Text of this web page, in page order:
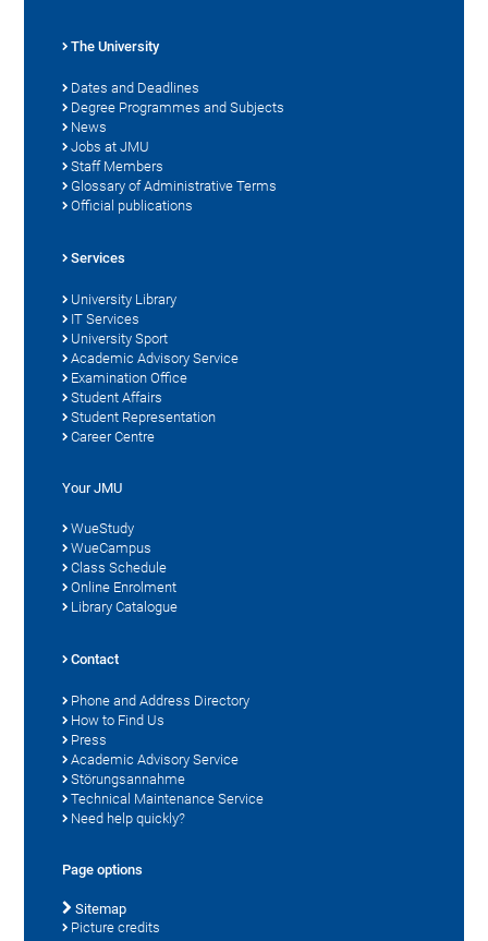
The University
Dates and Deadlines
Degree Programmes and Subjects
News
Jobs at JMU
Staff Members
Glossary of Administrative Terms
Official publications
Services
University Library
IT Services
University Sport
Academic Advisory Service
Examination Office
Student Affairs
Student Representation
Career Centre
Your JMU
WueStudy
WueCampus
Class Schedule
Online Enrolment
Library Catalogue
Contact
Phone and Address Directory
How to Find Us
Press
Academic Advisory Service
Störungsannahme
Technical Maintenance Service
Need help quickly?
Page options
Sitemap
Picture credits